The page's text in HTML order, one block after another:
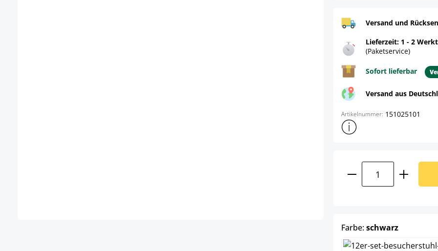
Versand und
Lieferzeit: 1 - 2
(Paketservice)
Sofort lieferbar
Versand aus
Artikelnummer: 151025101
Weitere
Produkt Anzahl:
Farbe:schwarzauswählen